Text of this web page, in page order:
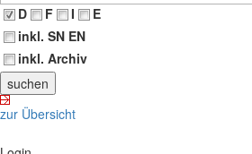
D
F I
E
inkl. SN EN
inkl. Archiv
zur Übersicht